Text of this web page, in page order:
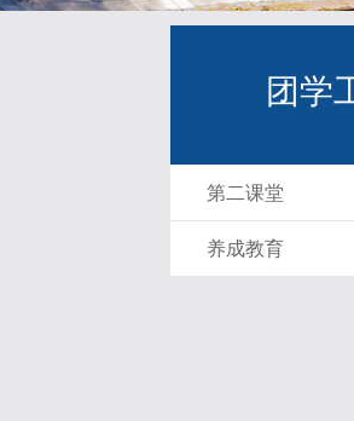
团学
第二课堂
养成教育